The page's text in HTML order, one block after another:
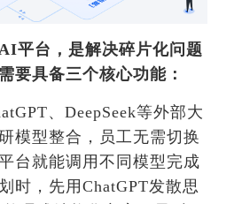
平台，是解决碎片化问题
要具备三个核心功能：
、DeepSeek等外部大
模型整合，员工无需切换
台就能调用不同模型完成
时，先用ChatGPT发散思